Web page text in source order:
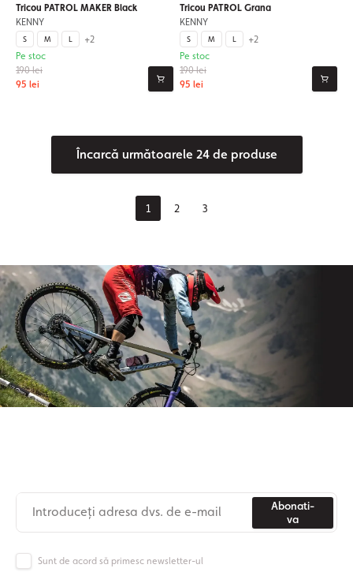
Tricou PATROL MAKER Black
KENNY
S M L +2
190 lei
95 lei
Pe stoc
Tricou PATROL Grana
KENNY
S M L +2
190 lei
95 lei
Pe stoc
Încarcă următoarele 24 de produse
1 2 3
Abonati-
va
Sunt de acord să primesc newsletter-ul